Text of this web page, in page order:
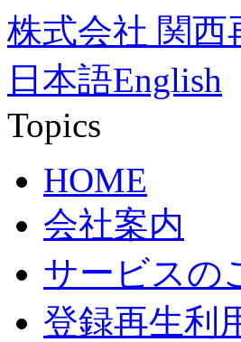
株式会社 関
日本語English
Topics
HOME
会社案内
サービスの
登録再生利